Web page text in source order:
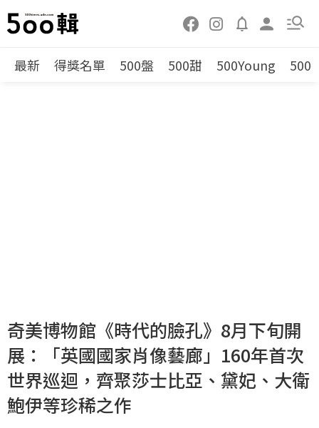
最新 得獎名單 500盤 500甜 500Young 500
奇美博物館《時代的臉孔》8月下旬開
展：「英國國家肖像藝廊」160年首次
世界巡迴，齊聚莎士比亞、黛妃、大衛
鮑伊等珍稀之作